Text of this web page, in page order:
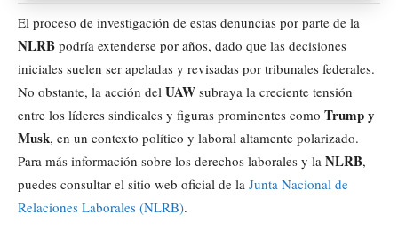
El proceso de investigación de estas denuncias por parte de la
NLRB podría extenderse por años, dado que las decisiones
iniciales suelen ser apeladas y revisadas por tribunales federales.
No obstante, la acción del UAW subraya la creciente tensión
entre los líderes sindicales y figuras prominentes como Trump y
Musk, en un contexto político y laboral altamente polarizado.
Para más información sobre los derechos laborales y la NLRB,
puedes consultar el sitio web oficial de la Junta Nacional de
Relaciones Laborales (NLRB).